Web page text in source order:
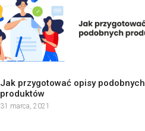
Jak przygotować opisy podobnych
produktów
31 marca, 2021